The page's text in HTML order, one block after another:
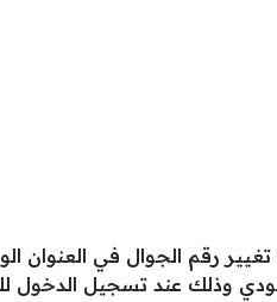
رقم الجوال في العنوان
وذلك عند تسجيل الدخول